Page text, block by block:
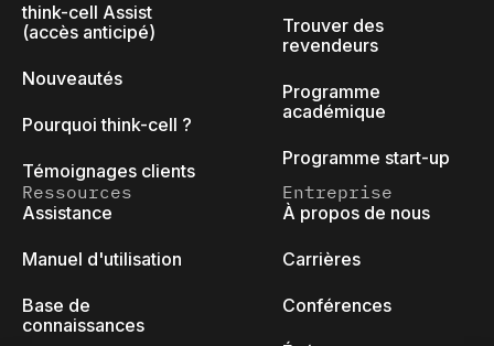
think-cell Assist
(accès anticipé)
Nouveautés
Pourquoi think-cell ?
Témoignages clients
Trouver des
revendeurs
Programme
académique
Programme start-up
Ressources
Assistance
Manuel d'utilisation
Base de
connaissances
Entreprise
À propos de nous
Carrières
Conférences